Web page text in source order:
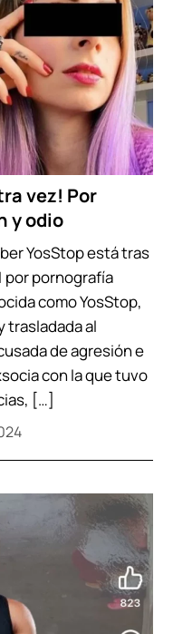
vez! Por
y odio
YosStop está tras
por pornografía
como YosStop,
trasladada al
de agresión e
con la que tuvo
[…]